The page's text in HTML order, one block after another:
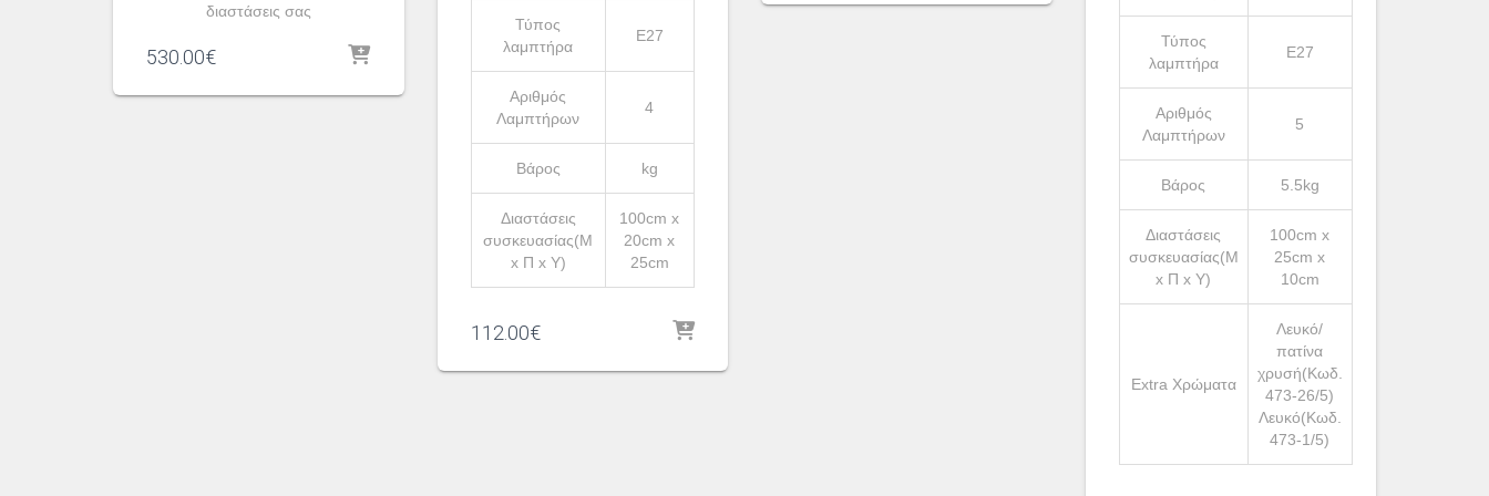
διαστάσεις σας
530.00€
Τύπος
λαμπτήρα
Ε27
Αριθμός
Λαμπτήρων
4
Βάρος kg
Διαστάσεις
συσκευασίας(Μ
x Π x Υ)
100cm x
20cm x
25cm
112.00€
was:
τιμή
Τύπος
λαμπτήρα
Ε27
Αριθμός
Λαμπτήρων
5
Βάρος 5.5kg
Διαστάσεις
συσκευασίας(Μ
x Π x Υ)
100cm x
25cm x
10cm
Extra Χρώματα
Λευκό/
πατίνα
χρυσή(Κωδ.
473-26/5)
Λευκό(Κωδ.
473-1/5)